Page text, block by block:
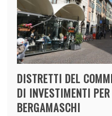
DISTRETTI DEL
DI INVESTIMENTI
BERGAMASCHI